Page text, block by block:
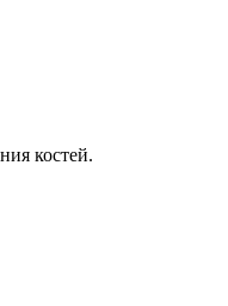
костей.